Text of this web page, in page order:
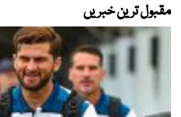
مقبول ترین خبریں